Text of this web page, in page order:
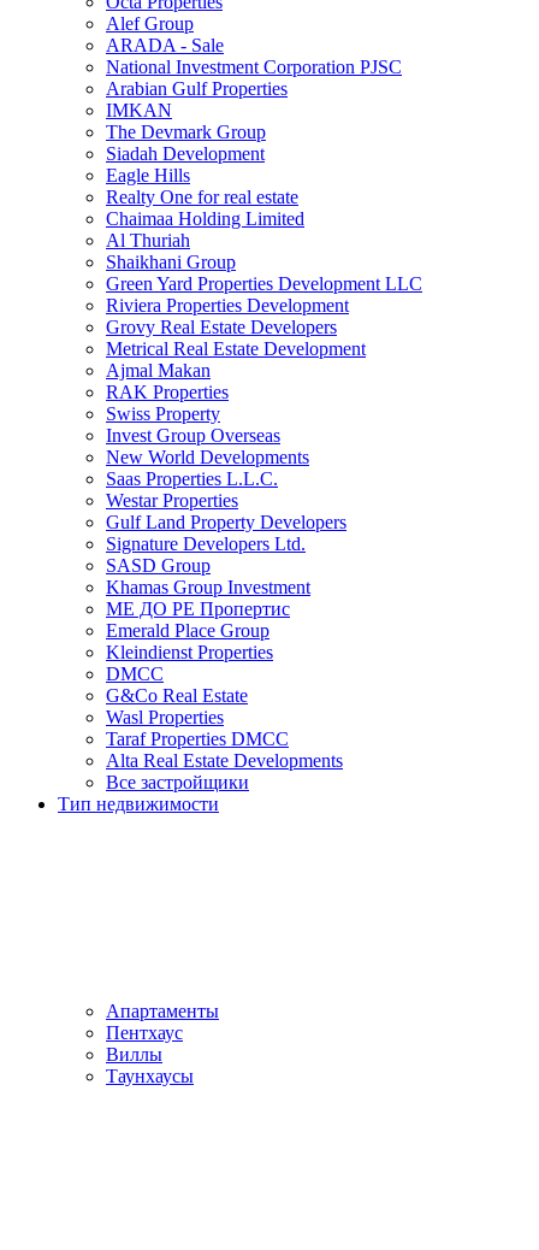
Alef Group
ARADA - Sale
National Investment Corporation PJSC
Arabian Gulf Properties
IMKAN
The Devmark Group
Siadah Development
Eagle Hills
Realty One for real estate
Chaimaa Holding Limited
Al Thuriah
Shaikhani Group
Green Yard Properties Development LLC
Riviera Properties Development
Grovy Real Estate Developers
Metrical Real Estate Development
Ajmal Makan
RAK Properties
Swiss Property
Invest Group Overseas
New World Developments
Saas Properties L.L.C.
Westar Properties
Gulf Land Property Developers
Signature Developers Ltd.
SASD Group
Khamas Group Investment
МЕ ДО РЕ Пропертис
Emerald Place Group
Kleindienst Properties
DMCC
G&Co Real Estate
Wasl Properties
Taraf Properties DMCC
Alta Real Estate Developments
Все застройщики
Тип недвижимости
Апартаменты
Пентхаус
Виллы
Таунхаусы